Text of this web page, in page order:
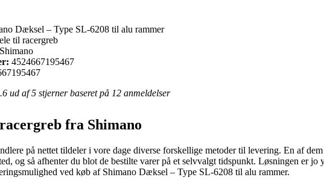
Dæksel – Type SL-6208 til alu rammer
til racergreb
Shimano
4524667195467
ud af 5 stjerner baseret på 12 anmeldelser
fra Shimano
på nettet tildeler i vore dage diverse forskellige metoder til levering. En af
og så afhenter du blot de bestilte varer på et selvvalgt tidspunkt. Løsningen er
ved køb af Shimano Dæksel – Type SL-6208 til alu rammer.